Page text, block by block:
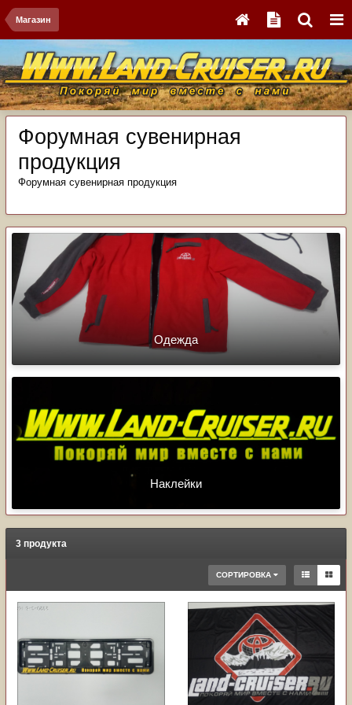
Магазин
Форумная сувенирная
продукция
Форумная сувенирная продукция
Одежда
Наклейки
3 продукта
СОРТИРОВКА